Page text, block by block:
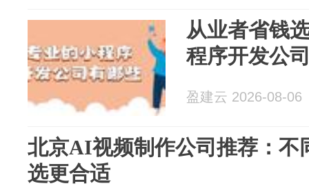
从业者省钱
程序开发公
盈建云 2026-08-06
北京AI视频制作公司推荐：不
选更合适